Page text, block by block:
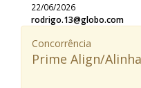
22/06/2026
rodrigo.13@globo.com
Concorrência
Prime Align/